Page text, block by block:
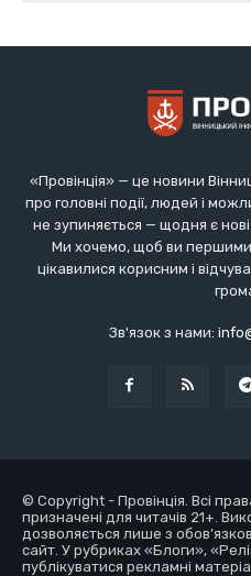
«Провінція» — це новини
про головні події, людей і
не зупиняється — щодня є нові
Ми хочемо, щоб ви
цікавилися корисним і
Зв'язок з нами:
© Copyright - Провінція. Всі
призначені для читачів 21+.
дозволяється лише з
сайт. У рубриках «Блоги»,
публікуватися рекламні